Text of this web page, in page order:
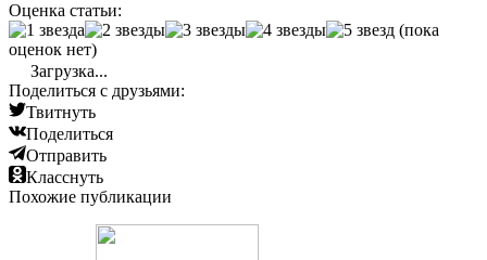
Оценка статьи:
(пока
оценок нет)
Загрузка...
Поделиться с друзьями:
Твитнуть
Поделиться
Отправить
Класснуть
Похожие публикации